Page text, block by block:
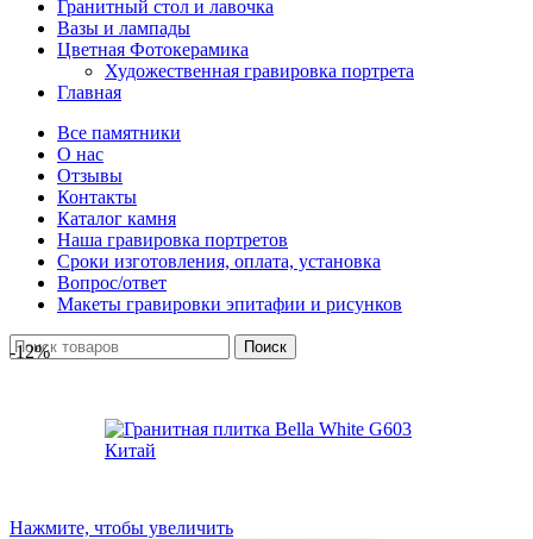
Гранитный стол и лавочка
Вазы и лампады
Цветная Фотокерамика
Художественная гравировка портрета
Главная
Все памятники
О нас
Отзывы
Контакты
Каталог камня
Наша гравировка портретов
Сроки изготовления, оплата, установка
Вопрос/ответ
Макеты гравировки эпитафии и рисунков
Поиск
-12%
Нажмите, чтобы увеличить